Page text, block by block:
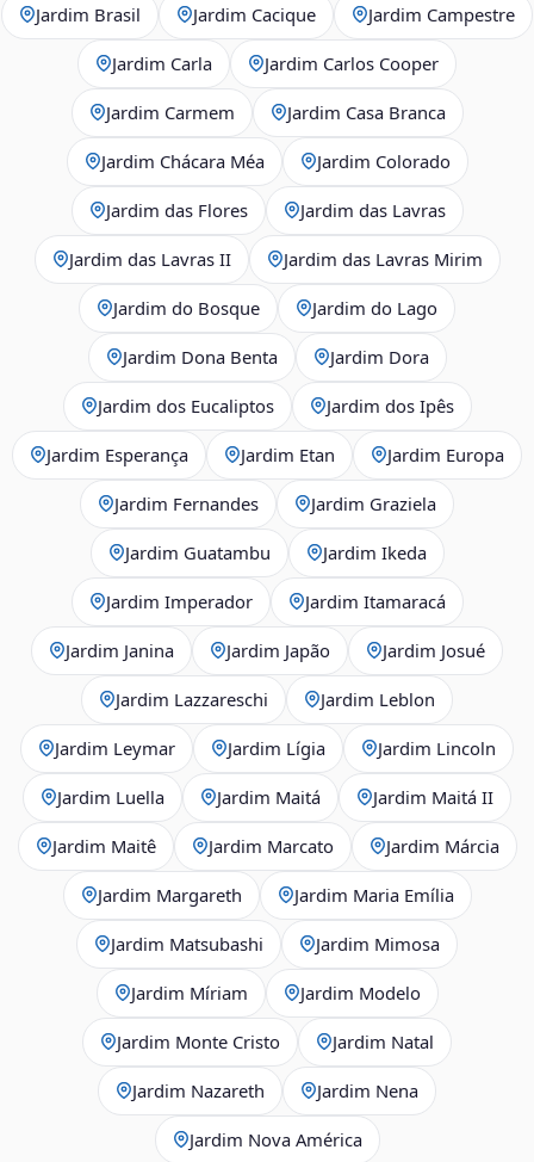
Jardim Brasil Jardim Cacique Jardim Campestre
Jardim Carla Jardim Carlos Cooper
Jardim Carmem Jardim Casa Branca
Jardim Chácara Méa Jardim Colorado
Jardim das Flores Jardim das Lavras
Jardim das Lavras II Jardim das Lavras Mirim
Jardim do Bosque Jardim do Lago
Jardim Dona Benta Jardim Dora
Jardim dos Eucaliptos Jardim dos Ipês
Jardim Esperança Jardim Etan Jardim Europa
Jardim Fernandes Jardim Graziela
Jardim Guatambu Jardim Ikeda
Jardim Imperador Jardim Itamaracá
Jardim Janina Jardim Japão Jardim Josué
Jardim Lazzareschi Jardim Leblon
Jardim Leymar Jardim Lígia Jardim Lincoln
Jardim Luella Jardim Maitá Jardim Maitá II
Jardim Maitê Jardim Marcato Jardim Márcia
Jardim Margareth Jardim Maria Emília
Jardim Matsubashi Jardim Mimosa
Jardim Míriam Jardim Modelo
Jardim Monte Cristo Jardim Natal
Jardim Nazareth Jardim Nena
Jardim Nova América